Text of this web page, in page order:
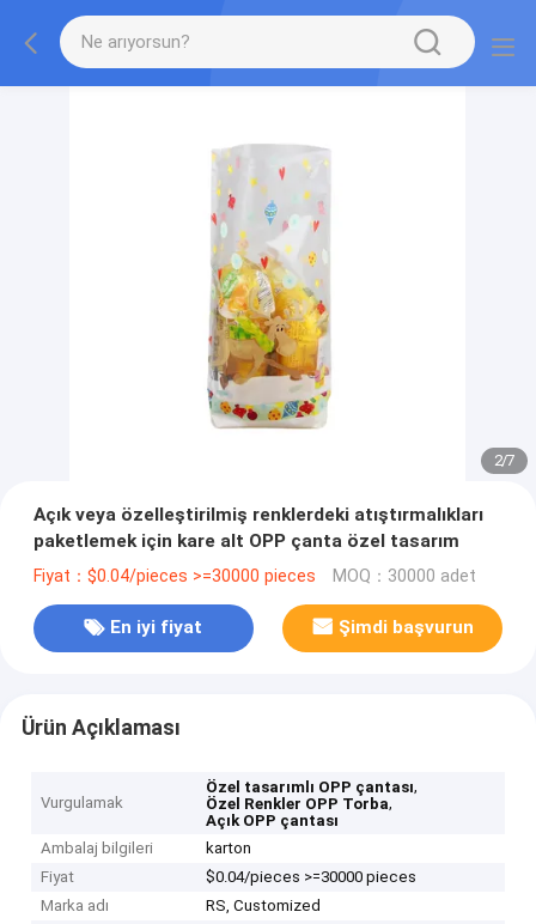
2/7
Açık veya özelleştirilmiş renklerdeki atıştırmalıkları
paketlemek için kare alt OPP çanta özel tasarım
Fiyat：$0.04/pieces >=30000 pieces MOQ：30000 adet
En iyi fiyat Şimdi başvurun
Ürün Açıklaması
Vurgulamak
Özel tasarımlı OPP çantası,
Özel Renkler OPP Torba,
Açık OPP çantası
Ambalaj bilgileri
karton
Fiyat
$0.04/pieces >=30000 pieces
Marka adı
RS, Customized